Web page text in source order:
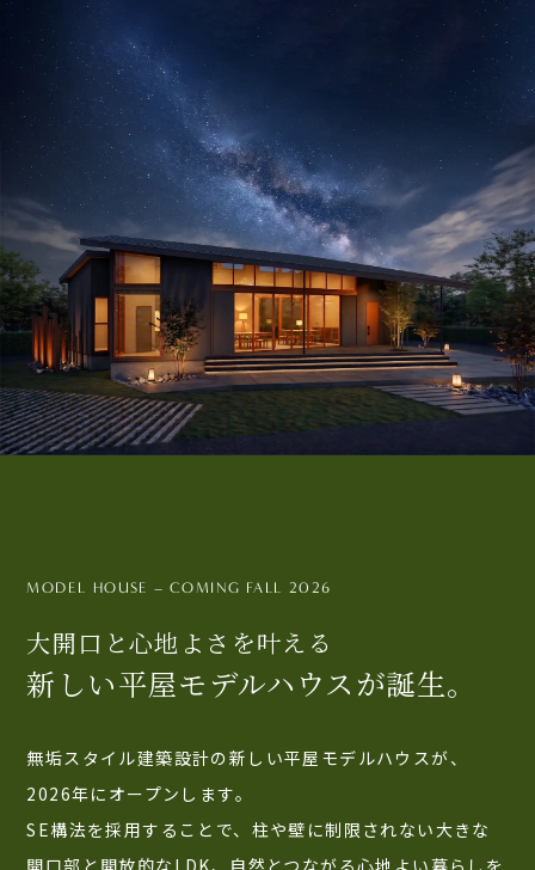
MODEL HOUSE – COMING FALL 2026
大開口と心地よさを叶える
新しい平屋モデルハウスが誕生。
無垢スタイル建築設計の新しい平屋モデルハウスが、
2026年にオープンします。
SE構法を採用することで、柱や壁に制限されない大きな